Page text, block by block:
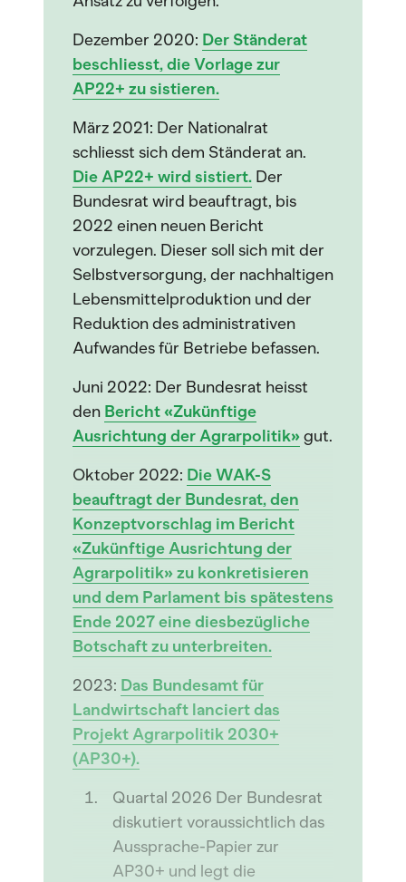
Dezember 2020: Der Ständerat
beschliesst, die Vorlage zur
AP22+ zu sistieren.
März 2021: Der Nationalrat
schliesst sich dem Ständerat an.
Die AP22+ wird sistiert. Der
Bundesrat wird beauftragt, bis
2022 einen neuen Bericht
vorzulegen. Dieser soll sich mit der
Selbstversorgung, der nachhaltigen
Lebensmittelproduktion und der
Reduktion des administrativen
Aufwandes für Betriebe befassen.
Juni 2022: Der Bundesrat heisst
den Bericht «Zukünftige
Ausrichtung der Agrarpolitik»gut.
Oktober 2022: Die WAK-S
beauftragt der Bundesrat, den
Konzeptvorschlag im Bericht
«Zukünftige Ausrichtung der
Agrarpolitik» zu konkretisieren
und dem Parlament bis spätestens
Ende 2027 eine diesbezügliche
Botschaft zu unterbreiten.
2023: Das Bundesamt für
Landwirtschaft lanciert das
Projekt Agrarpolitik 2030+
(AP30+).
Quartal 2026 Der Bundesrat
diskutiert voraussichtlich das
Aussprache-Papier zur
AP30+ und legt die